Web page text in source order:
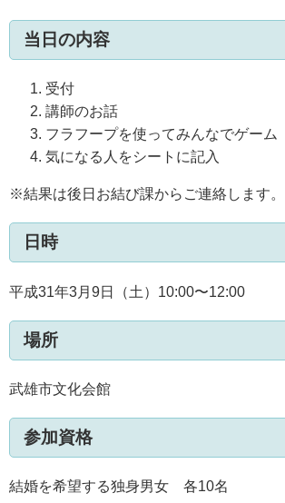
当日の内容
受付
講師のお話
フラフープを使ってみんなでゲーム
気になる人をシートに記入
※結果は後日お結び課からご連絡します。
日時
平成31年3月9日（土）10:00〜12:00
場所
武雄市文化会館
参加資格
結婚を希望する独身男女 各10名